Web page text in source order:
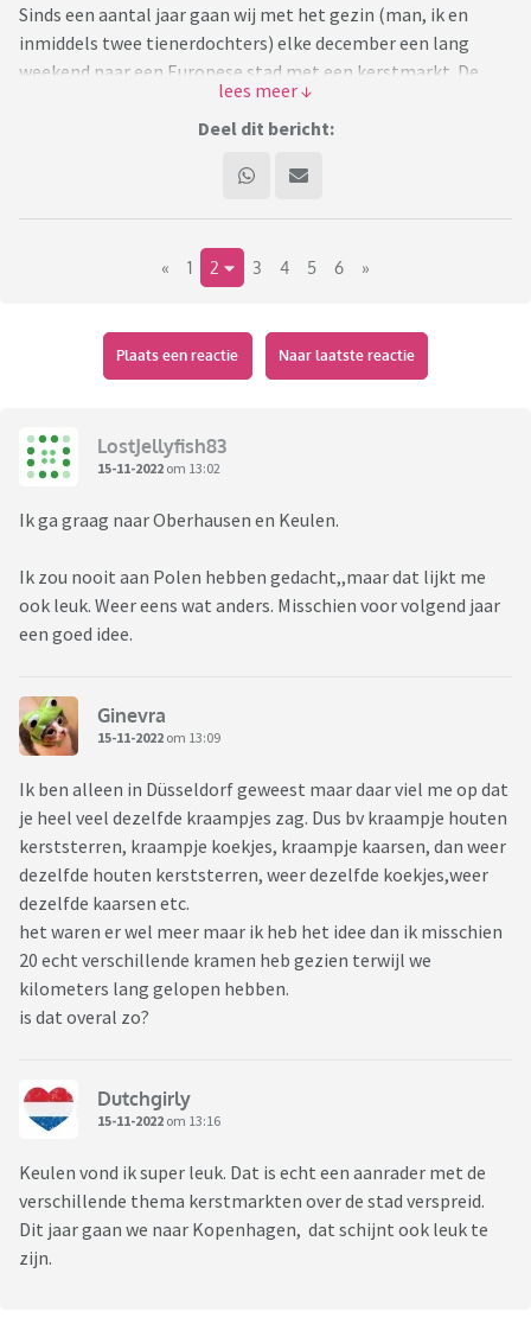
Sinds een aantal jaar gaan wij met het gezin (man, ik en
inmiddels twee tienerdochters) elke december een lang
weekend naar een Europese stad met een kerstmarkt. De
afgelopen twee jaar is dat wegens Covid niet gelukt, maar
binnenkort mogen we weer
Frankfurt was een onverwachte favoriet, geweldige sfeer. We
zijn ook naar Bratislava geweest, Krakow en London (maar
die laatste was voornamelijk voor familiebezoek, de markt
zelf in Hyde Park vond ik niet geweldig).
Over drie weken gaan we naar Polen (Wroclaw), erg veel zin
in, de kerstmarkt schijnt geweldig te zijn daar. Ons hotel zit
op loopafstand en is ook nog eens spotgoedkoop.
Welke kerstmarkt vond jij de mooiste/leukste?
Deel dit bericht:
« 1 2 3 4 5 6 »
Plaats een reactie Naar laatste reactie
LostJellyfish83
15-11-2022 om 13:02
Ik ga graag naar Oberhausen en Keulen.
Ik zou nooit aan Polen hebben gedacht,,maar dat lijkt me
ook leuk. Weer eens wat anders. Misschien voor volgend jaar
een goed idee.
Ginevra
15-11-2022 om 13:09
Ik ben alleen in Düsseldorf geweest maar daar viel me op dat
je heel veel dezelfde kraampjes zag. Dus bv kraampje houten
kerststerren, kraampje koekjes, kraampje kaarsen, dan weer
dezelfde houten kerststerren, weer dezelfde koekjes,weer
dezelfde kaarsen etc.
het waren er wel meer maar ik heb het idee dan ik misschien
20 echt verschillende kramen heb gezien terwijl we
kilometers lang gelopen hebben.
is dat overal zo?
Dutchgirly
15-11-2022 om 13:16
Keulen vond ik super leuk. Dat is echt een aanrader met de
verschillende thema kerstmarkten over de stad verspreid.
Dit jaar gaan we naar Kopenhagen, dat schijnt ook leuk te
zijn.